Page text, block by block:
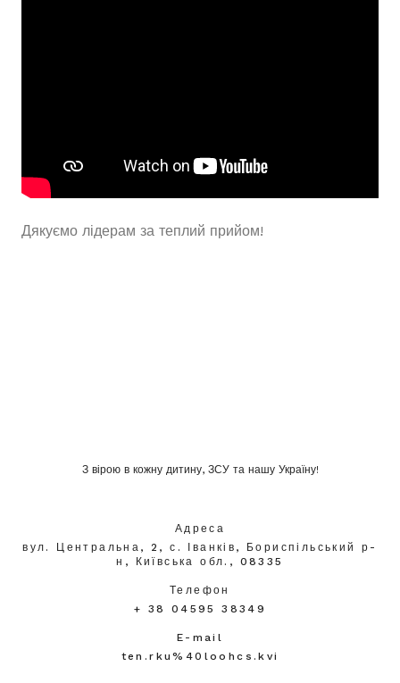
Дякуємо лідерам за теплий прийом!
З вірою в кожну дитину, ЗСУ та нашу Україну!
Адреса
вул. Центральна, 2, с. Іванків, Бориспільський р-
н, Київська обл., 08335
Телефон
+ 38 04595 38349
E-mail
ten.rku%40loohcs.kvi